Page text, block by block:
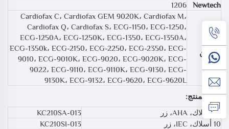
Newtech
1206
كوهدن
Cardiofax C، Cardiofax GEM 9020K، Cardiofax M،
Cardiofax Q، Cardiofax S، ECG-1150، ECG-1250،
ECG-1250A، ECG-1250K، ECG-1350، ECG-1350A،
ECG-1350k، ECG-2150، ECG-2250، ECG-2350، ECG-
9010، ECG-9010K، ECG-9020، ECG-9020K، ECG-
9022، ECG-9110، ECG-9110K، ECG-9130، ECG-
9130K، ECG-9132، ECG-9620، ECG-9620L
رقم المنتج:
10 أسلاك، AHA، زر
KC210SA-013
10 أسلاك، IEC، زر
KC210SI-013